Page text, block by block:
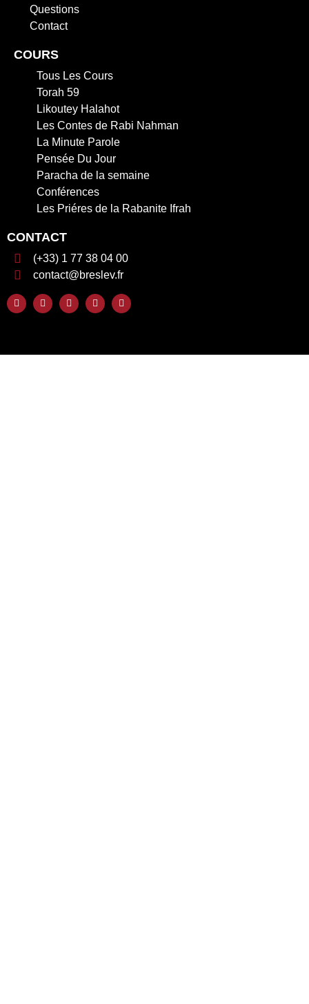
Questions
Contact
COURS
Tous Les Cours
Torah 59
Likoutey Halahot
Les Contes de Rabi Nahman
La Minute Parole
Pensée Du Jour
Paracha de la semaine
Conférences
Les Priéres de la Rabanite Ifrah
CONTACT
(+33) 1 77 38 04 00
contact@breslev.fr